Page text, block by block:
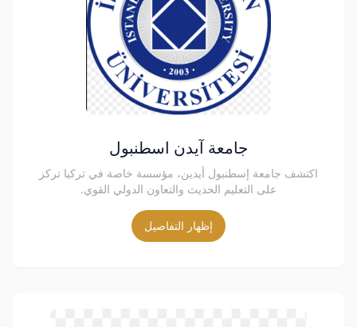
جامعة آيدن اسطنبول
اكتشف جامعة إسطنبول أيدين، مؤسسة خاصة في تركيا تركز
على التعليم الحديث والتعاون الدولي القوي.
إظهار التفاصيل